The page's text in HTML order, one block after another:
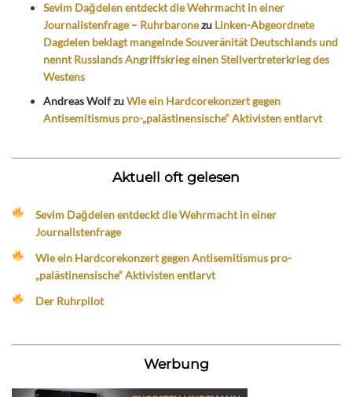
Sevim Dağdelen entdeckt die Wehrmacht in einer
Journalistenfrage – Ruhrbaronezu Linken-Abgeordnete
Dagdelen beklagt mangelnde Souveränität Deutschlands und
nennt Russlands Angriffskrieg einen Stellvertreterkrieg des
Westens
Andreas WolfzuWie ein Hardcorekonzert gegen
Antisemitismus pro-„palästinensische“ Aktivisten entlarvt
Aktuell oft gelesen
Sevim Dağdelen entdeckt die Wehrmacht in einer
Journalistenfrage
Wie ein Hardcorekonzert gegen Antisemitismus pro-
„palästinensische“ Aktivisten entlarvt
Der Ruhrpilot
Werbung